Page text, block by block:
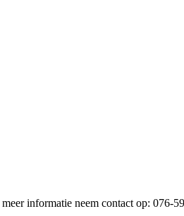
informatie neem contact op: 076-